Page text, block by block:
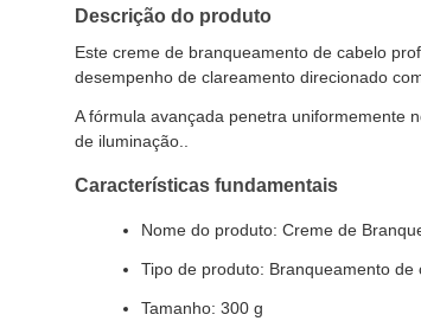
Descrição do produto
Este creme de branqueamento de cabelo
desempenho de clareamento direcionado
A fórmula avançada penetra uniformemente
de iluminação..
Características fundamentais
Nome do produto: Creme de
Tipo de produto: Branqueamento de
Tamanho: 300 g